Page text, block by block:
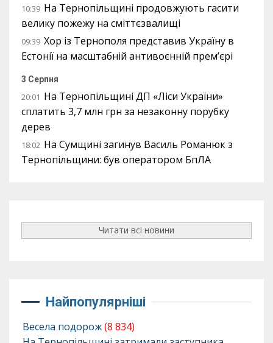
10:39 На Тернопільщині продовжують гасити
велику пожежу на сміттєзвалищі
09:39 Хор із Тернополя представив Україну в
Естонії на масштабній антивоєнній прем’єрі
3 Серпня
20:01 На Тернопільщині ДП «Ліси України»
сплатить 3,7 млн грн за незаконну порубку
дерев
18:02 На Сумщині загинув Василь Романюк з
Тернопільщини: був оператором БпЛА
Читати всі новини
Найпопулярніші
Весела подорож(8 834)